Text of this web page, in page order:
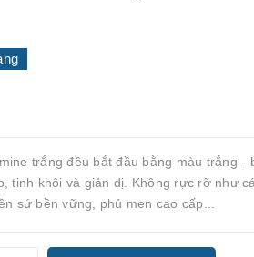
trắng đều bắt đầu bằng màu trắng -
tinh khôi và giản dị. Không rực rỡ như
sứ bền vững, phủ men cao cấp...